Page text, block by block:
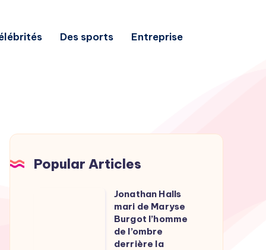
Des sports
Entreprise
Popular Articles
Jonathan Halls
mari de Maryse
Burgot l’homme
de l’ombre
derrière la